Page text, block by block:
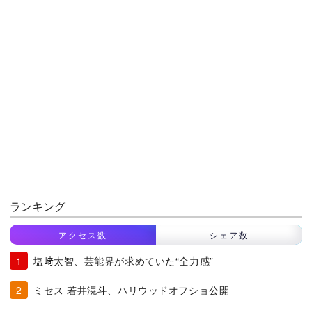
ランキング
アクセス数 シェア数
塩﨑太智、芸能界が求めていた“全力感”
ミセス 若井滉斗、ハリウッドオフショ公開